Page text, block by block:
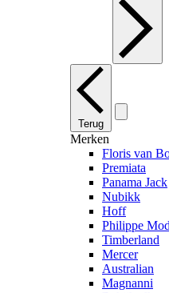
Terug
Merken
Floris van
Premiata
Panama Jack
Nubikk
Hoff
Philippe
Timberland
Mercer
Australian
Magnanni